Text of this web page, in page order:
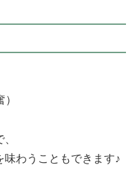
味わうこともできます♪